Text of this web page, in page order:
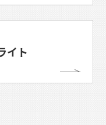
イト